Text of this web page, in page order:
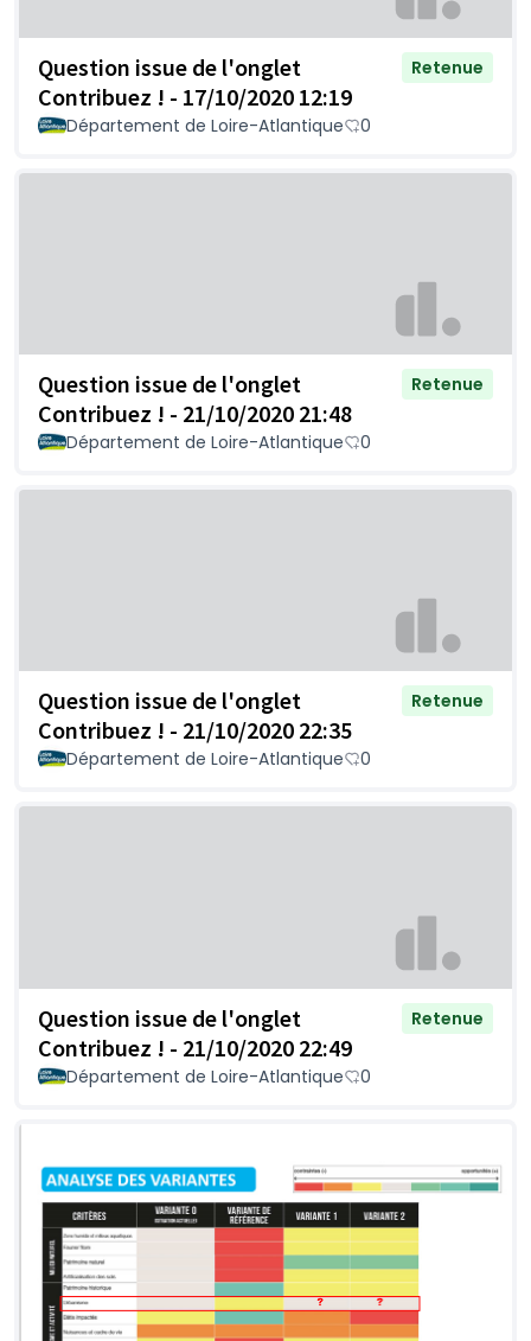
Question issue de l'onglet
Contribuez ! - 17/10/2020 12:19
Retenue
Département de Loire-Atlantique 0
Question issue de l'onglet
Contribuez ! - 21/10/2020 21:48
Retenue
Département de Loire-Atlantique 0
Question issue de l'onglet
Contribuez ! - 21/10/2020 22:35
Retenue
Département de Loire-Atlantique 0
Question issue de l'onglet
Contribuez ! - 21/10/2020 22:49
Retenue
Département de Loire-Atlantique 0